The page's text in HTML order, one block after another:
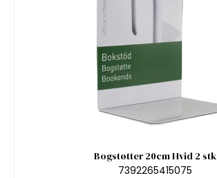
Bogstøtter 20cm Hvid 2 stk
7392265415075